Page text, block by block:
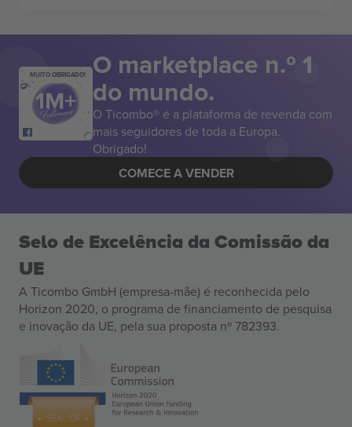
MUITO OBRIGADO! O marketplace n.º 1
do mundo.
O Ticombo® é a plataforma de revenda com
mais seguidores de toda a Europa.
Obrigado!
COMECE A VENDER
Selo de Excelência da Comissão da
UE
A Ticombo GmbH (empresa-mãe) é reconhecida pelo
Horizon 2020, o programa de financiamento de pesquisa
e inovação da UE, pela sua proposta nº 782393.